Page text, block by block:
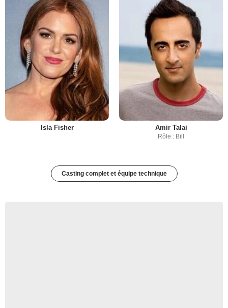
Isla Fisher Amir Talai
Rôle : Bill
Casting complet et équipe technique